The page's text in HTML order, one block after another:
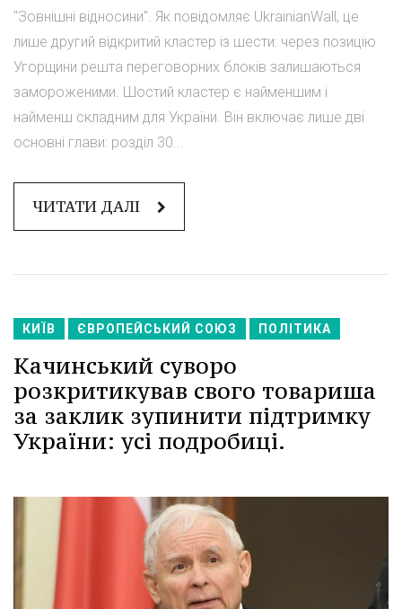
"Зовнішні відносини". Як повідомляє UkrainianWall, це
лише другий відкритий кластер із шести: через позицію
Угорщини решта переговорних блоків залишаються
замороженими. Шостий кластер є найменшим і
найменш складним для України. Він включає лише дві
основні глави: розділ 30...
ЧИТАТИ ДАЛІ
КИЇВ ЄВРОПЕЙСЬКИЙ СОЮЗ ПОЛІТИКА
Качинський суворо
розкритикував свого товариша
за заклик зупинити підтримку
України: усі подробиці.